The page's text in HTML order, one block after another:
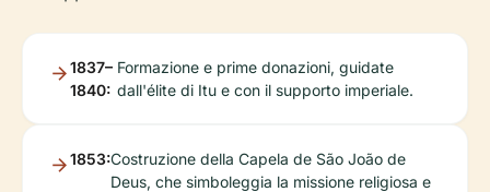
1837–
1840:
Formazione e prime donazioni, guidate
dall'élite di Itu e con il supporto imperiale.
1853:Costruzione della Capela de São João de
Deus, che simboleggia la missione religiosa e